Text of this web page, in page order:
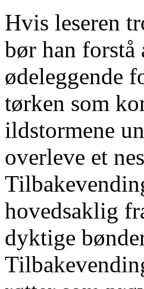
Hvis leseren
bør han
ødeleggende
tørken som
ildstormene
overleve et
hovedsaklig
dyktige